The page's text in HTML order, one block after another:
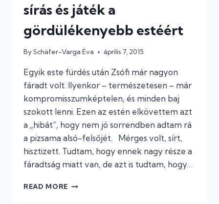
sírás és játék a
gördülékenyebb estéért
BySchäfer-Varga Éva április 7, 2015
Egyik este fürdés után Zsófi már nagyon
fáradt volt. Ilyenkor – természetesen – már
kompromisszumképtelen, és minden baj
szokott lenni. Ezen az estén elkövettem azt
a „hibát”, hogy nem jó sorrendben adtam rá
a pizsama alsó-felsőjét. Mérges volt, sírt,
hisztizett. Tudtam, hogy ennek nagy része a
fáradtság miatt van, de azt is tudtam, hogy…
READ MORE #43